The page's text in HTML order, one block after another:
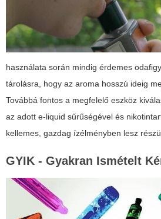
használata során mindig érdemes
tárolásra, hogy az aroma hosszú ideig
Továbbá fontos a megfelelő eszköz
az adott e-liquid sűrűségével és
kellemes, gazdag ízélményben lesz
GYIK - Gyakran Ismételt